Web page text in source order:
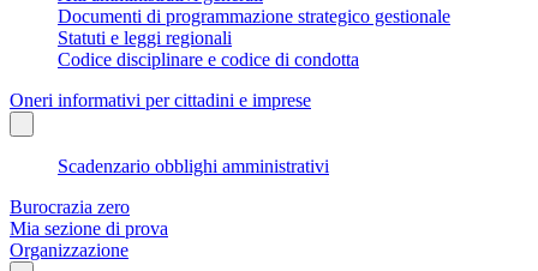
Documenti di programmazione strategico gestionale
Statuti e leggi regionali
Codice disciplinare e codice di condotta
Oneri informativi per cittadini e imprese
Scadenzario obblighi amministrativi
Burocrazia zero
Mia sezione di prova
Organizzazione